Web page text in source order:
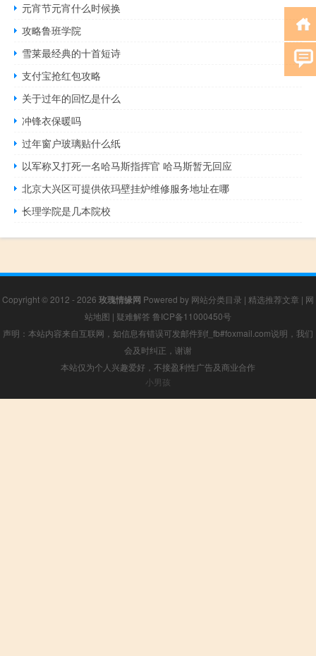
元宵节元宵什么时候换
攻略鲁班学院
雪莱最经典的十首短诗
支付宝抢红包攻略
关于过年的回忆是什么
冲锋衣保暖吗
过年窗户玻璃贴什么纸
以军称又打死一名哈马斯指挥官 哈马斯暂无回应
北京大兴区可提供依玛壁挂炉维修服务地址在哪
长理学院是几本院校
Copyright © 2012 - 2026 玫瑰情缘网 Powered by 网站分类目录 | 精选推荐文章 | 网
站地图 | 疑难解答 鲁ICP备11000450号
声明：本站内容来自互联网，如信息有错误可发邮件到f_fb#foxmail.com说明，我们
会及时纠正，谢谢
本站仅为个人兴趣爱好，不接盈利性广告及商业合作
小男孩